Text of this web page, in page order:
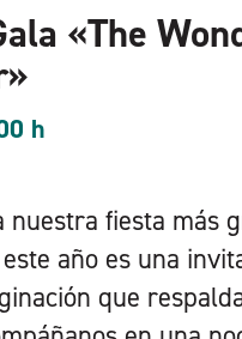
«The
h
nuestra fiesta más
año es una
que